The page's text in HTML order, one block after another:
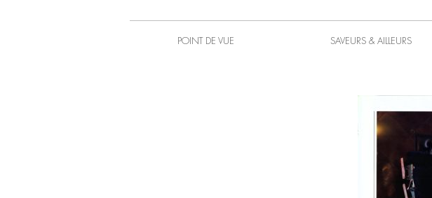
POINT DE VUE SAVEURS & AILLEURS